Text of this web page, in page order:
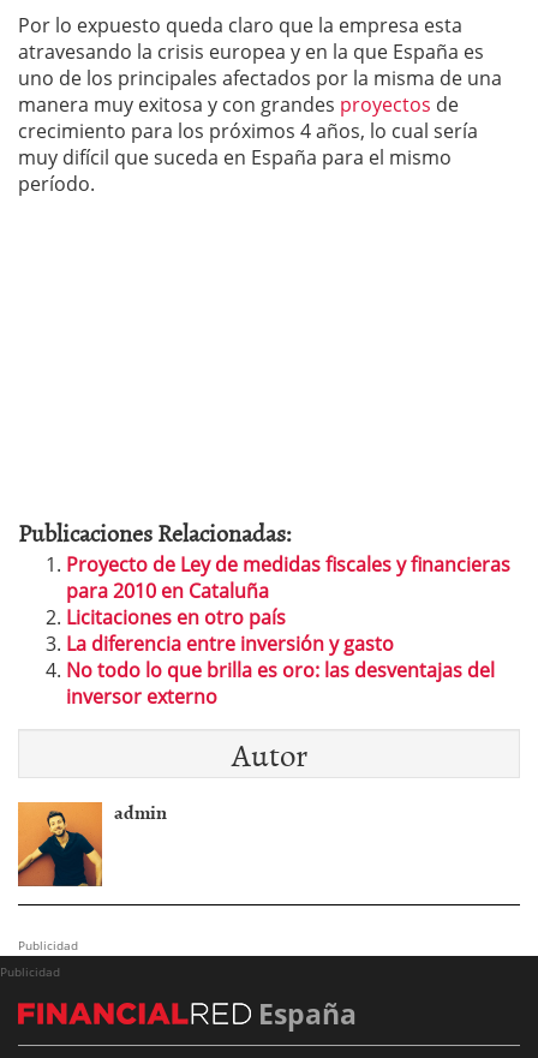
Por lo expuesto queda claro que la empresa esta
atravesando la crisis europea y en la que España es
uno de los principales afectados por la misma de una
manera muy exitosa y con grandes proyectos de
crecimiento para los próximos 4 años, lo cual sería
muy difícil que suceda en España para el mismo
período.
Publicaciones Relacionadas:
Proyecto de Ley de medidas fiscales y financieras
para 2010 en Cataluña
Licitaciones en otro país
La diferencia entre inversión y gasto
No todo lo que brilla es oro: las desventajas del
inversor externo
Autor
admin
Publicidad
Publicidad
España